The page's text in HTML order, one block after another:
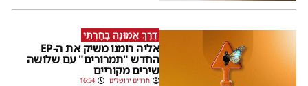
דֶּרֶךְ אֱמוּנָה בָחָרְתִּי
אליה רומנו משיק את ה-EP
החדש "תמרורים" עם שלושה
שירים מקוריים
חרדים ירושלים 16:54